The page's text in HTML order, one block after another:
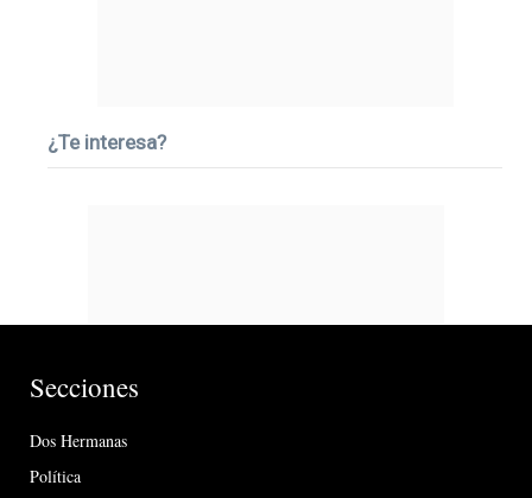
¿Te interesa?
Secciones
Dos Hermanas
Política